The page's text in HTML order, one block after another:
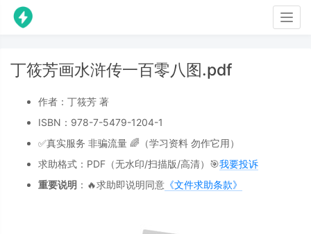
丁筱芳画水浒传一百零八图.pdf
作者：丁筱芳 著
ISBN：978-7-5479-1204-1
✅真实服务 非骗流量 🌈（学习资料 勿作它用）
求助格式：PDF（无水印/扫描版/高清）🎯我要投诉
重要说明 ：🔥求助即说明同意 《文件求助条款》